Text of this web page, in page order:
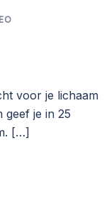
voor je lichaam
geef je in 25
[…]